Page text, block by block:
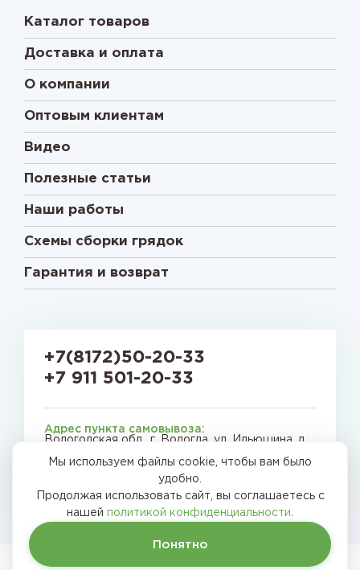
Мы используем файлы cookie, чтобы вам было
удобно.
Продолжая использовать сайт, вы соглашаетесь с
нашей политикой конфиденциальности
Понятно
Каталог товаров
Доставка и оплата
О компании
Оптовым клиентам
Видео
Полезные статьи
Наши работы
Схемы сборки грядок
Гарантия и возврат
+7(8172)50-20-33
+7 911 501-20-33
Адрес пункта самовывоза:
Вологодская обл., г. Вологда, ул. Ильюшина, д.